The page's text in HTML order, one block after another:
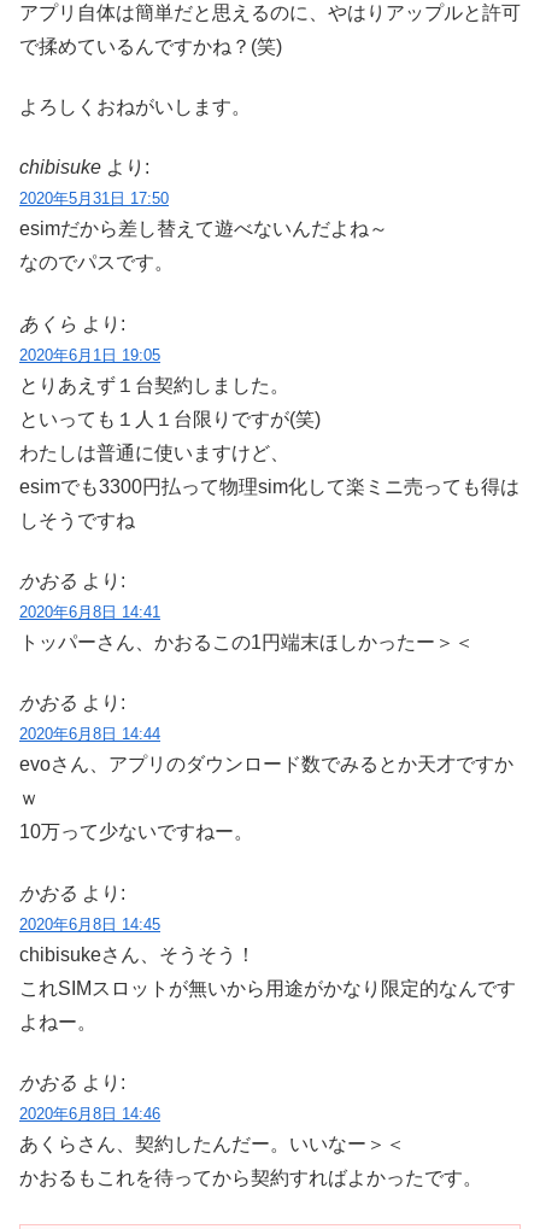
アプリ自体は簡単だと思えるのに、やはりアップルと許可
で揉めているんですかね？(笑)
よろしくおねがいします。
chibisuke より:
2020年5月31日 17:50
esimだから差し替えて遊べないんだよね～
なのでパスです。
あくら より:
2020年6月1日 19:05
とりあえず１台契約しました。
といっても１人１台限りですが(笑)
わたしは普通に使いますけど、
esimでも3300円払って物理sim化して楽ミニ売っても得は
しそうですね
かおる より:
2020年6月8日 14:41
トッパーさん、かおるこの1円端末ほしかったー＞＜
かおる より:
2020年6月8日 14:44
evoさん、アプリのダウンロード数でみるとか天才ですか
ｗ
10万って少ないですねー。
かおる より:
2020年6月8日 14:45
chibisukeさん、そうそう！
これSIMスロットが無いから用途がかなり限定的なんです
よねー。
かおる より:
2020年6月8日 14:46
あくらさん、契約したんだー。いいなー＞＜
かおるもこれを待ってから契約すればよかったです。